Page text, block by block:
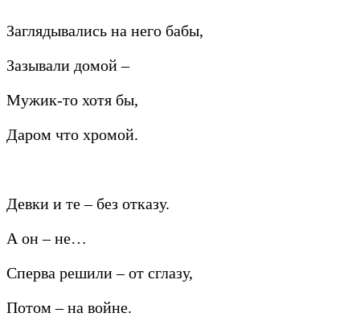
Заглядывались на него бабы,
Зазывали домой –
Мужик-то хотя бы,
Даром что хромой.
Девки и те – без отказу.
А он – не…
Сперва решили – от сглазу,
Потом – на войне.